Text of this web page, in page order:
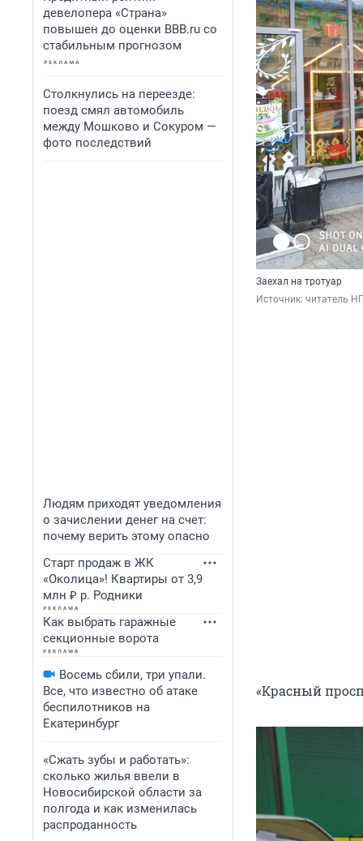
девелопера «Страна»
повышен до оценки BBB.ru со
стабильным прогнозом
Столкнулись на переезде:
поезд смял автомобиль
между Мошково и Сокуром —
фото последствий
Людям приходят уведомления
о зачислении денег на счет:
почему верить этому опасно
Старт продаж в ЖК
«Околица»! Квартиры от 3,9
млн ₽ р. Родники
Как выбрать гаражные
секционные ворота
Восемь сбили, три упали.
Все, что известно об атаке
беспилотников на
Екатеринбург
«Сжать зубы и работать»:
сколько жилья ввели в
Новосибирской области за
полгода и как изменилась
распроданность
Заехал на тротуар
Источник: читатель
«Красный